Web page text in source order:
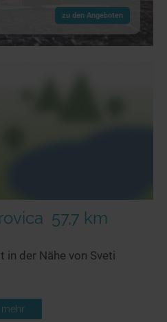
zu den Angeboten
57,7 km
in der Nähe von Sveti
mehr